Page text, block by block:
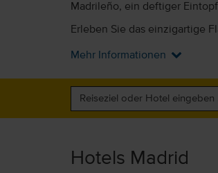
Madrileño, ein deftiger
Erleben Sie das einzigartige
Mehr Informationen
Hotels Madrid